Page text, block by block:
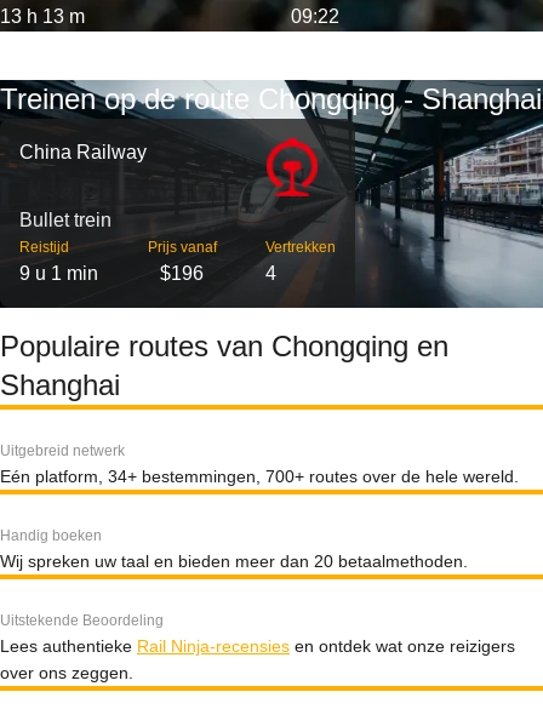
13 h 13 m 09:22
Treinen op de route Chongqing - Shanghai
China Railway
Bullet trein
Reistijd
9 u 1 min
Prijs vanaf
$196
Vertrekken
4
Populaire routes van Chongqing en
Shanghai
Uitgebreid netwerk
Eén platform, 34+ bestemmingen, 700+ routes over de hele wereld.
Handig boeken
Wij spreken uw taal en bieden meer dan 20 betaalmethoden.
Uitstekende Beoordeling
Lees authentieke Rail Ninja-recensies en ontdek wat onze reizigers
over ons zeggen.